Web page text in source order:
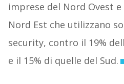
imprese del Nord Ovest
Nord Est che utilizzano
security, contro il 19%
e il 15% di quelle del Sud.